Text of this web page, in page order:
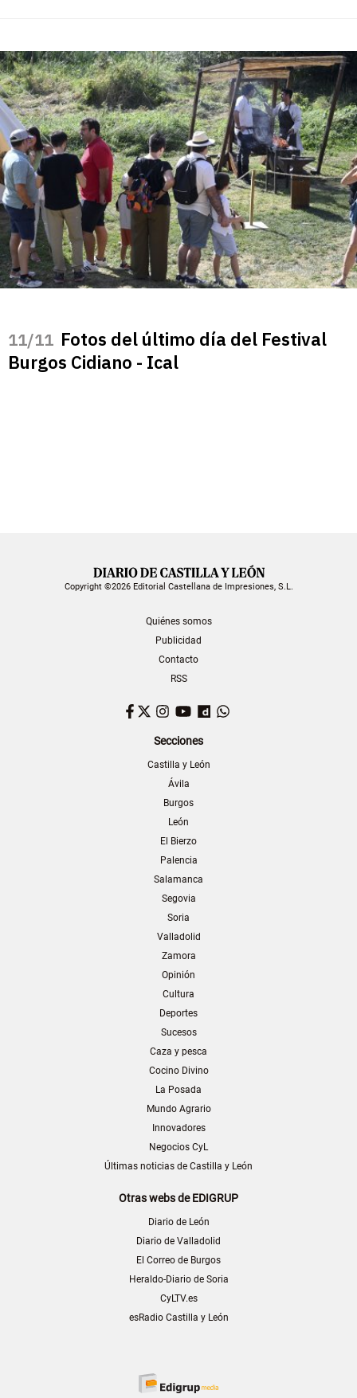
/11 Fotos del último día del Festival
Burgos Cidiano - Ical
Copyright ©2026 Editorial Castellana de Impresiones, S.L.
Quiénes somos
Publicidad
Contacto
RSS
Facebook
TwitterInstagram
YouTubeDailymotion
Secciones
Castilla y León
Ávila
Burgos
León
El Bierzo
Palencia
Salamanca
Segovia
Soria
Valladolid
Zamora
Opinión
Cultura
Deportes
Sucesos
Caza y pesca
Cocino Divino
La Posada
Mundo Agrario
Innovadores
Negocios CyL
Últimas noticias de Castilla y León
Otras webs de EDIGRUP
Diario de León
Diario de Valladolid
El Correo de Burgos
Heraldo-Diario de Soria
CyLTV.es
esRadio Castilla y León